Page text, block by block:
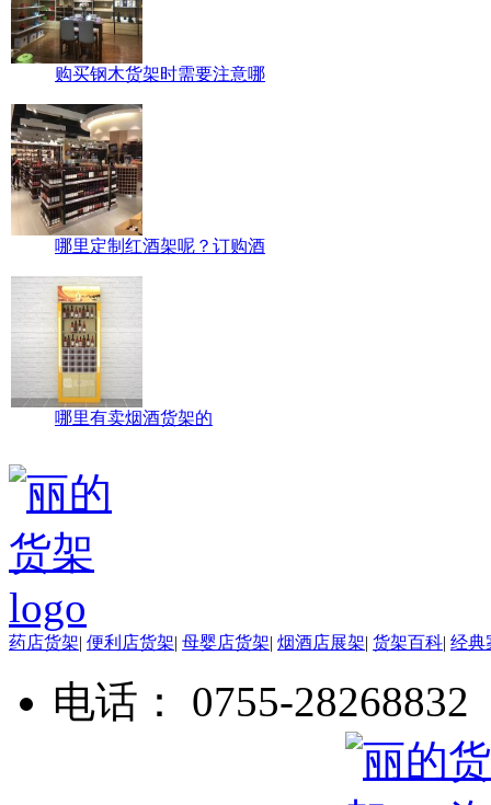
购买钢木货架时需要注意哪
哪里定制红酒架呢？订购酒
哪里有卖烟酒货架的
药店货架| 便利店货架| 母婴店货架| 烟酒店展架| 货架百科| 经典
电话： 0755-28268832